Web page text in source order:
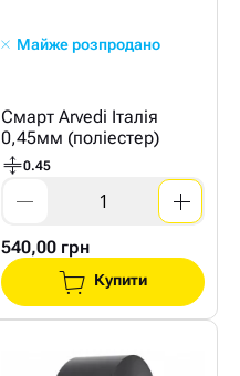
Майже розпродано
Смарт Arvedi Італія
0,45мм (поліестер)
0.45
540,00 грн
Купити